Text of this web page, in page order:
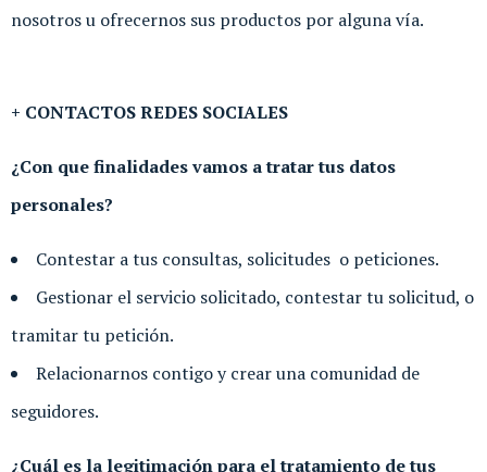
nosotros u ofrecernos sus productos por alguna vía.
+ CONTACTOS REDES SOCIALES
¿Con que finalidades vamos a tratar tus datos
personales?
Contestar a tus consultas, solicitudes o peticiones.
Gestionar el servicio solicitado, contestar tu solicitud, o
tramitar tu petición.
Relacionarnos contigo y crear una comunidad de
seguidores.
¿Cuál es la legitimación para el tratamiento de tus